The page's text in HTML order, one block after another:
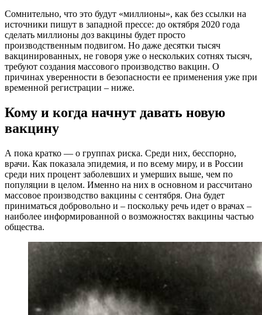
Сомнительно, что это будут «миллионы», как без ссылки на
источники пишут в западной прессе: до октября 2020 года
сделать миллионы доз вакцины будет просто
производственным подвигом. Но даже десятки тысяч
вакцинированных, не говоря уже о нескольких сотнях тысяч,
требуют создания массового производство вакцин. О
причинах уверенности в безопасности ее применения уже при
временной регистрации – ниже.
Кому и когда начнут давать новую
вакцину
А пока кратко — о группах риска. Среди них, бесспорно,
врачи. Как показала эпидемия, и по всему миру, и в России
среди них процент заболевших и умерших выше, чем по
популяции в целом. Именно на них в основном и рассчитано
массовое производство вакцины с сентября. Она будет
приниматься добровольно и – поскольку речь идет о врачах –
наиболее информированной о возможностях вакцины частью
общества.